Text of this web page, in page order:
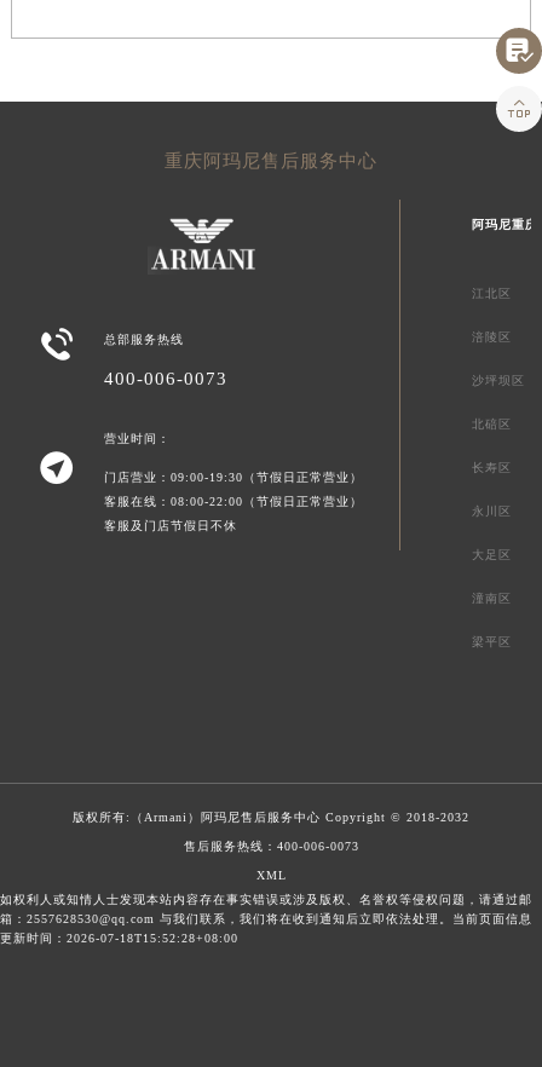
重庆阿玛尼售后服务中心
 总部服务热线
400-006-0073

营业时间：
门店营业：09:00-19:30（节假日正常营业）
客服在线：08:00-22:00（节假日正常营业）
客服及门店节假日不休
阿玛尼重
江北区
涪陵区
沙坪坝区
北碚区
长寿区
永川区
大足区
潼南区
梁平区
版权所有:（Armani） 阿玛尼售后服务中心 Copyright © 2018-2032
售后服务热线： 400-006-0073
XML
如权利人或知情人士发现本站内容存在事实错误或涉及版权、名誉权等侵权问题，请通过邮
箱：2557628530@qq.com 与我们联系，我们将在收到通知后立即依法处理。当前页面信息
更新时间：2026-07-18T15:52:28+08:00

